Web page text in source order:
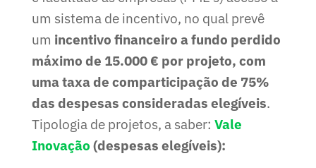
um sistema de incentivo, no qual prevê
um incentivo financeiro a fundo perdido
máximo de 15.000 € por projeto, com
uma taxa de comparticipação de 75%
das despesas consideradas elegíveis.
Tipologia de projetos, a saber: Vale
Inovação (despesas elegíveis):